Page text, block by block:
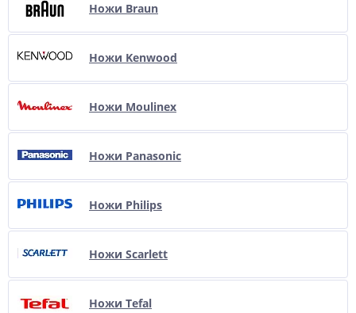
Ножи Braun
Ножи Kenwood
Ножи Moulinex
Ножи Panasonic
Ножи Philips
Ножи Scarlett
Ножи Tefal